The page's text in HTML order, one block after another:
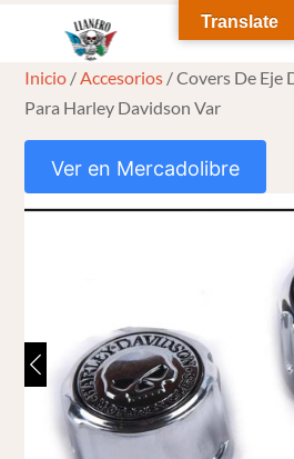
content
Inicio /Accesorios / Covers De Eje
Para Harley Davidson Var
Ver en Mercadolibre
Translate